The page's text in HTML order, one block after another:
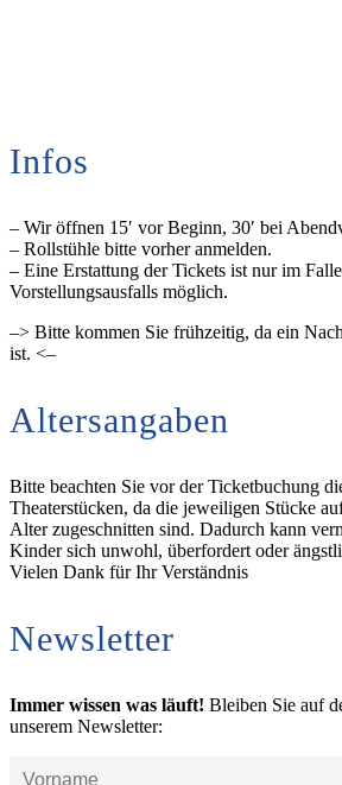
Infos
– Wir öffnen 15′ vor Beginn, 30′ bei
– Rollstühle bitte vorher anmelden.
– Eine Erstattung der Tickets ist nur im
Vorstellungsausfalls möglich.
–> Bitte kommen Sie frühzeitig, da ein
ist. <–
Altersangaben
Bitte beachten Sie vor der Ticketbuchung
Theaterstücken, da die jeweiligen Stücke
Alter zugeschnitten sind. Dadurch kann
Kinder sich unwohl, überfordert oder
Vielen Dank für Ihr Verständnis
Newsletter
Immer wissen was läuft! Bleiben Sie auf
unserem Newsletter: